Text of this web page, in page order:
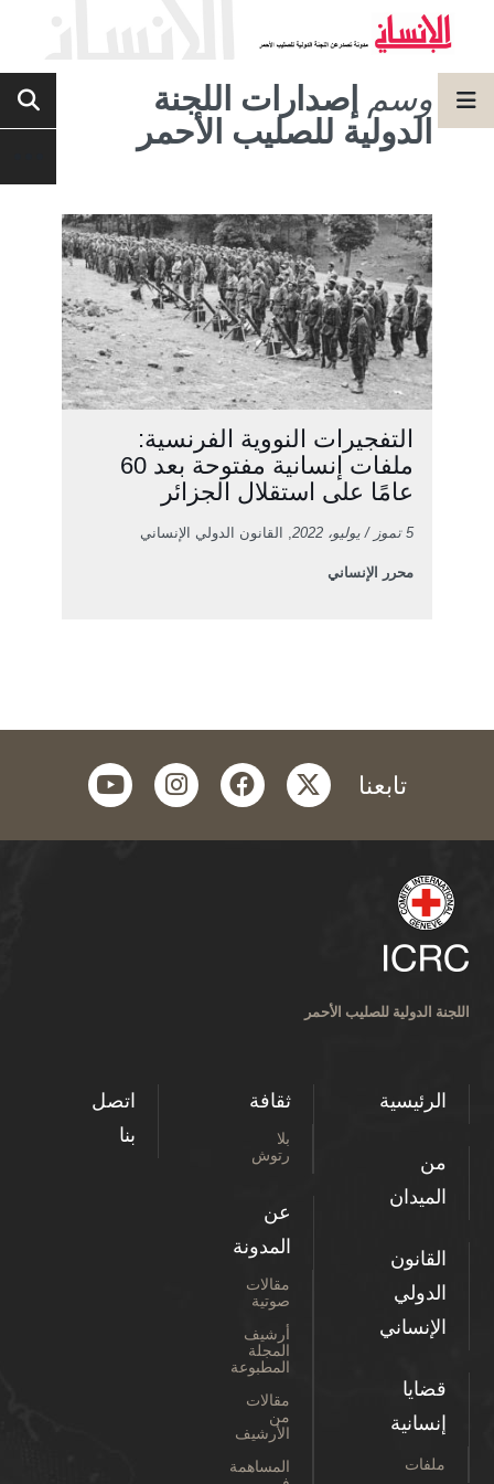
وسم إصدارات اللجنة
الدولية للصليب الأحمر
التفجيرات النووية الفرنسية:
ملفات إنسانية مفتوحة بعد 60
عامًا على استقلال الجزائر
5 تموز / يوليو، 2022 , القانون الدولي الإنساني
محرر الإنساني
تابعنا twitter
facebook
instagram
youtube
اللجنة الدولية للصليب الأحمر
الرئيسية
من
الميدان
القانون
الدولي
الإنساني
قضايا
إنسانية
ملفات
ثقافة
بلا
رتوش
عن
المدونة
مقالات
صوتية
أرشيف
المجلة
المطبوعة
مقالات
من
الأرشيف
المساهمة
اتصل
بنا